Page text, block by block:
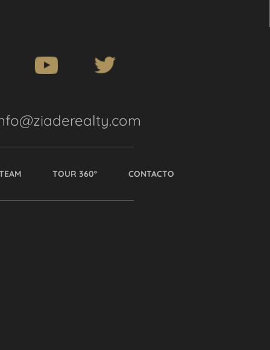
TOUR 360º CONTACTO